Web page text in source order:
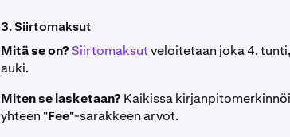
3. Siirtomaksut
Mitä se on? Siirtomaksutveloitetaan joka 4.
auki.
Miten se lasketaan? Kaikissa
yhteen "Fee"-sarakkeen arvot.